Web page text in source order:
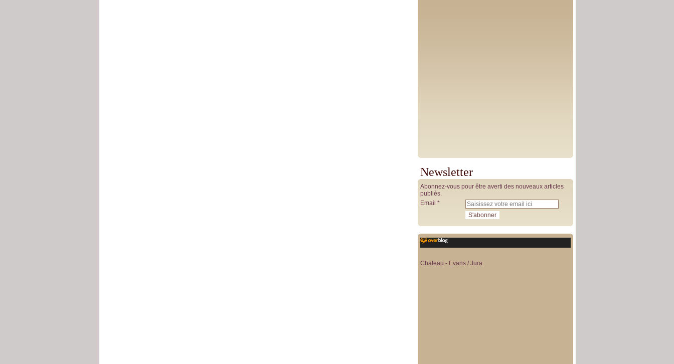
Newsletter
Abonnez-vous pour être averti des nouveaux articles
publiés.
Email
Chateau - Evans / Jura